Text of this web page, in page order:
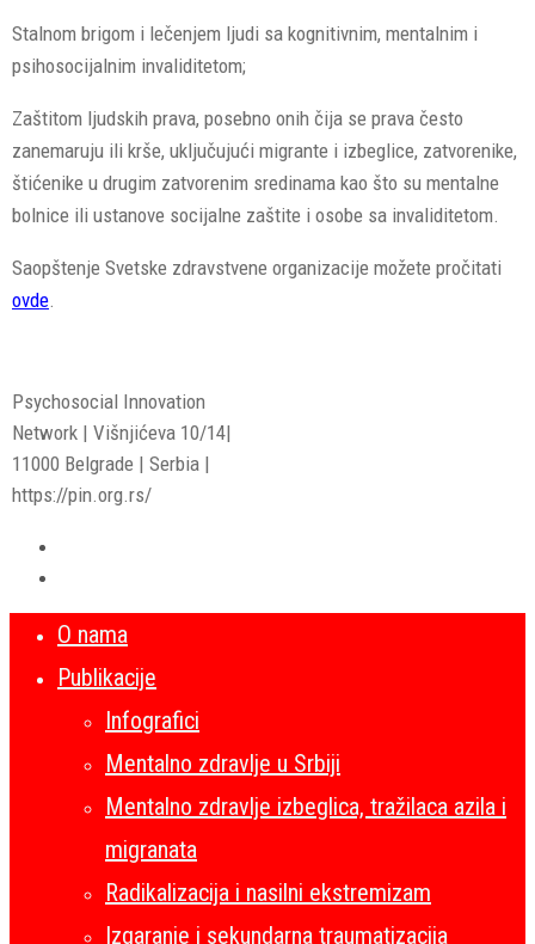
Stalnom brigom i lečenjem ljudi sa kognitivnim, mentalnim i
psihosocijalnim invaliditetom;
Zaštitom ljudskih prava, posebno onih čija se prava često
zanemaruju ili krše, uključujući migrante i izbeglice, zatvorenike,
štićenike u drugim zatvorenim sredinama kao što su mentalne
bolnice ili ustanove socijalne zaštite i osobe sa invaliditetom.
Saopštenje Svetske zdravstvene organizacije možete pročitati
ovde
Psychosocial Innovation
Network | Višnjićeva 10/14|
11000 Belgrade | Serbia |
https://pin.org.rs/
O nama
Publikacije
Infografici
Mentalno zdravlje u Srbiji
Mentalno zdravlje izbeglica, tražilaca azila i
migranata
Radikalizacija i nasilni ekstremizam
Izgaranje i sekundarna traumatizacija